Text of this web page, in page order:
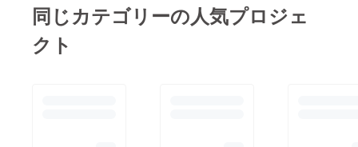
同じカテゴリーの人気プロジェ
クト